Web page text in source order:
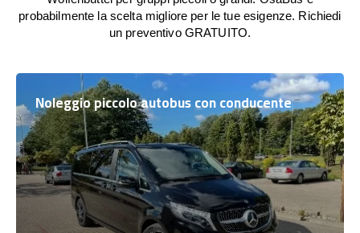
probabilmente la scelta migliore per le tue esigenze. Richiedi
un preventivo GRATUITO.
Noleggio piccolo autobus con conducente